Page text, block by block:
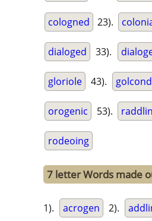
cologned 23).
dialoged 33).
gloriole 43).
orogenic 53).
rodeoing
7 letter Words made
1). acrogen 2).